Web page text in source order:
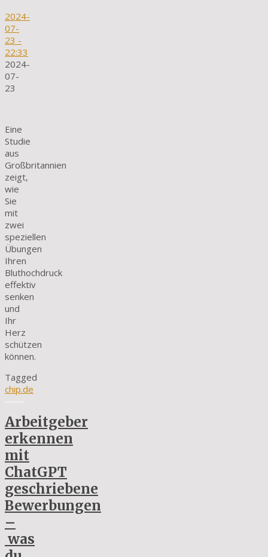
2024-
07-
23 -
22:33
2024-
07-
23
Eine
Studie
aus
Großbritannien
zeigt,
wie
Sie
mit
zwei
speziellen
Übungen
Ihren
Bluthochdruck
effektiv
senken
und
Ihr
Herz
schützen
können.
Tagged
chip.de
Arbeitgeber
erkennen
mit
ChatGPT
geschriebene
Bewerbungen
–
was